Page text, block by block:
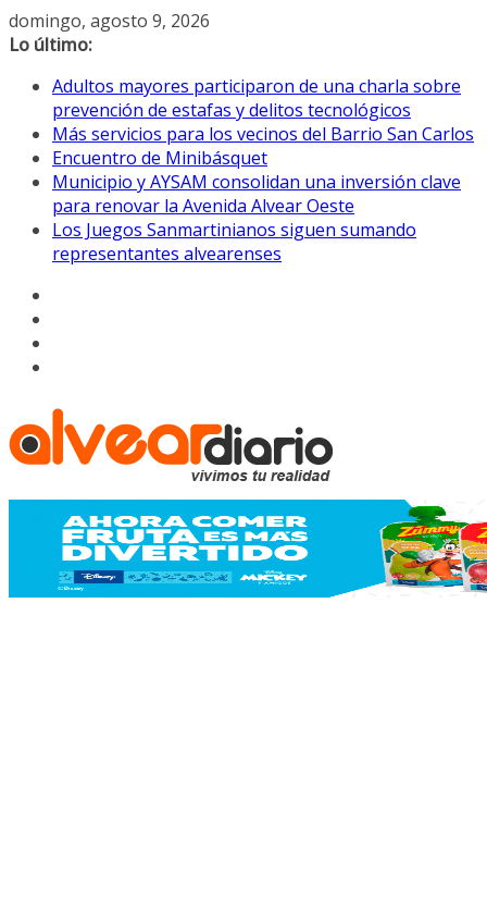
Saltar
al
domingo, agosto 9, 2026
Lo último:
Adultos mayores participaron de una charla sobre
prevención de estafas y delitos tecnológicos
Más servicios para los vecinos del Barrio San Carlos
Encuentro de Minibásquet
Municipio y AYSAM consolidan una inversión clave
para renovar la Avenida Alvear Oeste
Los Juegos Sanmartinianos siguen sumando
representantes alvearenses